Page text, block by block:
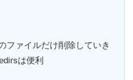
ファイルだけ削除していき
は便利